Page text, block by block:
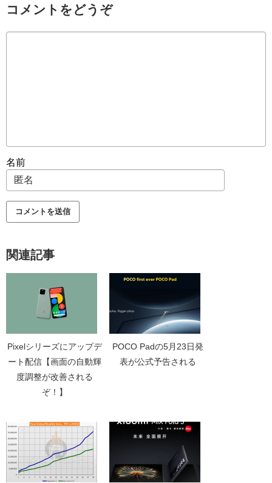
コメントをどうぞ
名前
関連記事
Pixelシリーズにアップデ
ート配信【画面の自動輝
度調整が改善される
ぞ！】
POCO Padの5月23日発
表が公式予告される